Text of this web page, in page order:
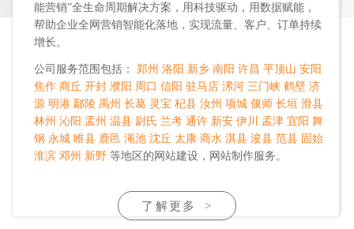
能营销”全生命周期解决方案，用科技驱动，用数据赋能，
帮助企业全网营销智能化落地，实现流量、客户、订单持续
增长。
公司服务范围包括： 郑州 洛阳 新乡 南阳 许昌 平顶山 安阳
焦作 商丘 开封 濮阳 周口 信阳 驻马店 漯河 三门峡 鹤壁 济
源 明港 鄢陵 禹州 长葛 灵宝 杞县 汝州 项城 偃师 长垣 滑县
林州 沁阳 孟州 温县 尉氏 兰考 通许 新安 伊川 孟津 宜阳 舞
钢 永城 睢县 鹿邑 渑池 沈丘 太康 商水 淇县 浚县 范县 固始
淮滨 邓州 新野 等地区的网站建设，网站制作服务。
了解更多 >